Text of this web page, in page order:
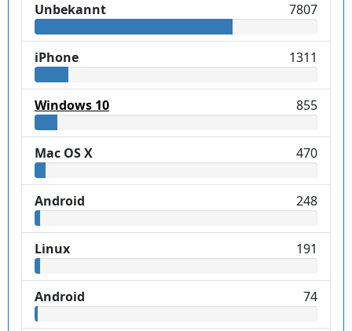
Unbekannt 7807
iPhone 1311
Windows 10 855
Mac OS X 470
Android 248
Linux 191
Android 74